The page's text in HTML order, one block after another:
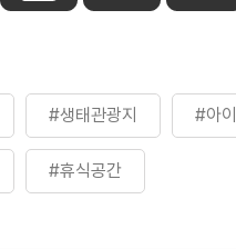
#생태관광지 #아
#휴식공간